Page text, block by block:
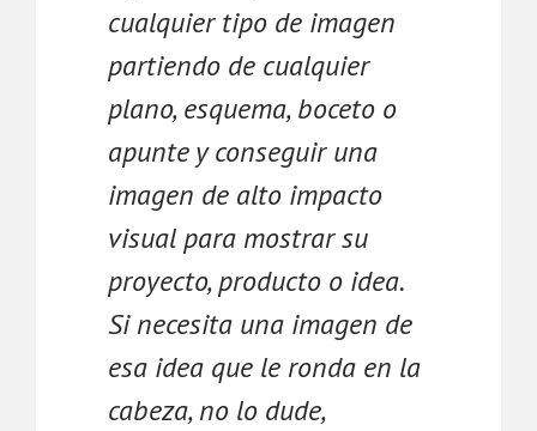
cualquier tipo de imagen
partiendo de cualquier
plano, esquema, boceto o
apunte y conseguir una
imagen de alto impacto
visual para mostrar su
proyecto, producto o idea.
Si necesita una imagen de
esa idea que le ronda en la
cabeza, no lo dude,